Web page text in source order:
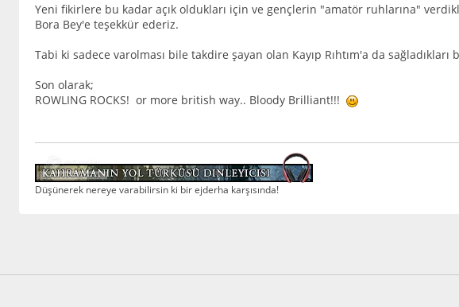
Yeni fikirlere bu kadar açık oldukları için ve gençlerin "amatör ruhlarına"
Bora Bey'e teşekkür ederiz.
Tabi ki sadece varolması bile takdire şayan olan Kayıp Rıhtım'a da
Son olarak;
ROWLING ROCKS! or more british way.. Bloody Brilliant!!!
Düşünerek nereye varabilirsin ki bir ejderha karşısında!